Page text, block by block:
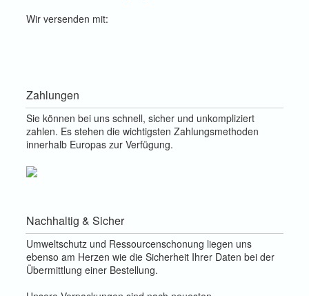
Wir versenden mit:
Zahlungen
Sie können bei uns schnell, sicher und unkompliziert
zahlen. Es stehen die wichtigsten Zahlungsmethoden
innerhalb Europas zur Verfügung.
Nachhaltig & Sicher
Umweltschutz und Ressourcenschonung liegen uns
ebenso am Herzen wie die Sicherheit Ihrer Daten bei der
Übermittlung einer Bestellung.